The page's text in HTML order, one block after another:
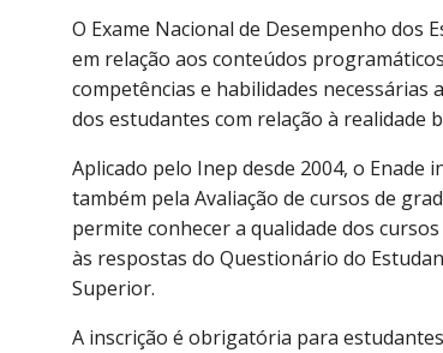
O Exame Nacional de Desempenho dos
em relação aos conteúdos
competências e habilidades
dos estudantes com relação à realidade
Aplicado pelo Inep desde 2004, o Enade
também pela Avaliação de cursos de
permite conhecer a qualidade dos
às respostas do Questionário do
Superior.
A inscrição é obrigatória para